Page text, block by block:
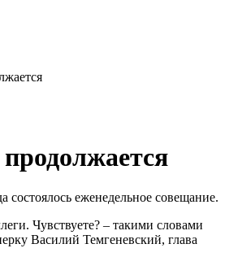
состоялось еженедельное совещание.
Чувствуете? – такими словами
Василий Темгеневский, глава